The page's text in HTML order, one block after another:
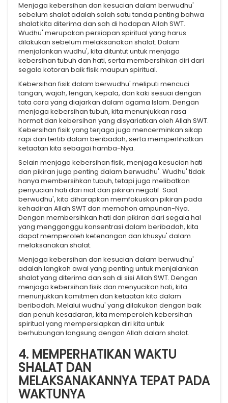
Menjaga kebersihan dan kesucian dalam berwudhu'
sebelum shalat adalah salah satu tanda penting bahwa
shalat kita diterima dan sah di hadapan Allah SWT.
Wudhu' merupakan persiapan spiritual yang harus
dilakukan sebelum melaksanakan shalat. Dalam
menjalankan wudhu', kita dituntut untuk menjaga
kebersihan tubuh dan hati, serta membersihkan diri dari
segala kotoran baik fisik maupun spiritual.
Kebersihan fisik dalam berwudhu' meliputi mencuci
tangan, wajah, lengan, kepala, dan kaki sesuai dengan
tata cara yang diajarkan dalam agama Islam. Dengan
menjaga kebersihan tubuh, kita menunjukkan rasa
hormat dan kebersihan yang disyariatkan oleh Allah SWT.
Kebersihan fisik yang terjaga juga mencerminkan sikap
rapi dan tertib dalam beribadah, serta memperlihatkan
ketaatan kita sebagai hamba-Nya.
Selain menjaga kebersihan fisik, menjaga kesucian hati
dan pikiran juga penting dalam berwudhu'. Wudhu' tidak
hanya membersihkan tubuh, tetapi juga melibatkan
penyucian hati dari niat dan pikiran negatif. Saat
berwudhu', kita diharapkan memfokuskan pikiran pada
kehadiran Allah SWT dan memohon ampunan-Nya.
Dengan membersihkan hati dan pikiran dari segala hal
yang mengganggu konsentrasi dalam beribadah, kita
dapat memperoleh ketenangan dan khusyu' dalam
melaksanakan shalat.
Menjaga kebersihan dan kesucian dalam berwudhu'
adalah langkah awal yang penting untuk menjalankan
shalat yang diterima dan sah di sisi Allah SWT. Dengan
menjaga kebersihan fisik dan menyucikan hati, kita
menunjukkan komitmen dan ketaatan kita dalam
beribadah. Melalui wudhu' yang dilakukan dengan baik
dan penuh kesadaran, kita memperoleh kebersihan
spiritual yang mempersiapkan diri kita untuk
berhubungan langsung dengan Allah dalam shalat.
4. MEMPERHATIKAN WAKTU
SHALAT DAN
MELAKSANAKANNYA TEPAT PADA
WAKTUNYA